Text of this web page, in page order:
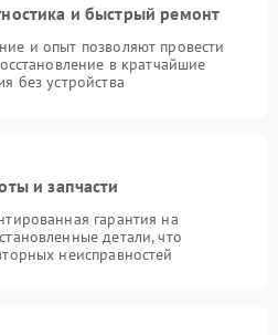
и быстрый ремонт
и опыт позволяют провести
в кратчайшие
без устройства
и запчасти
гарантия на
детали, что
неисправностей